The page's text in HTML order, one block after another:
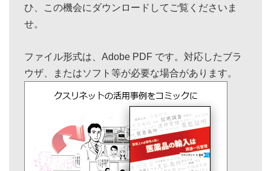
ひ、この機会にダウンロードしてご覧くださいま
せ。
ファイル形式は、Adobe PDF です。対応したブラ
ウザ、またはソフト等が必要な場合があります。